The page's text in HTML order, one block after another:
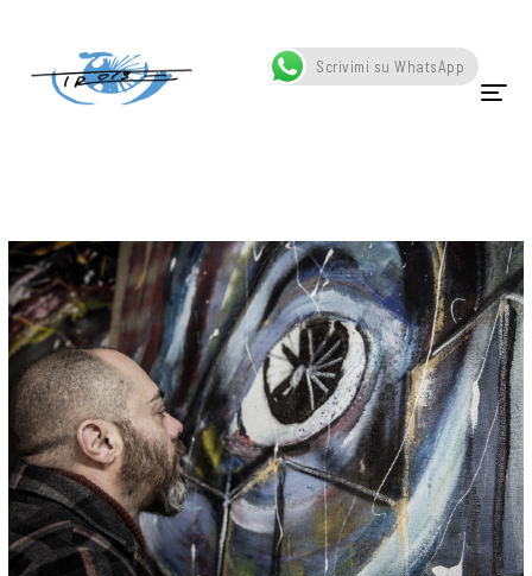
OPERE
SCATTI
SCULTURE
VIDEO
NEWS
Scrivimi su WhatsApp